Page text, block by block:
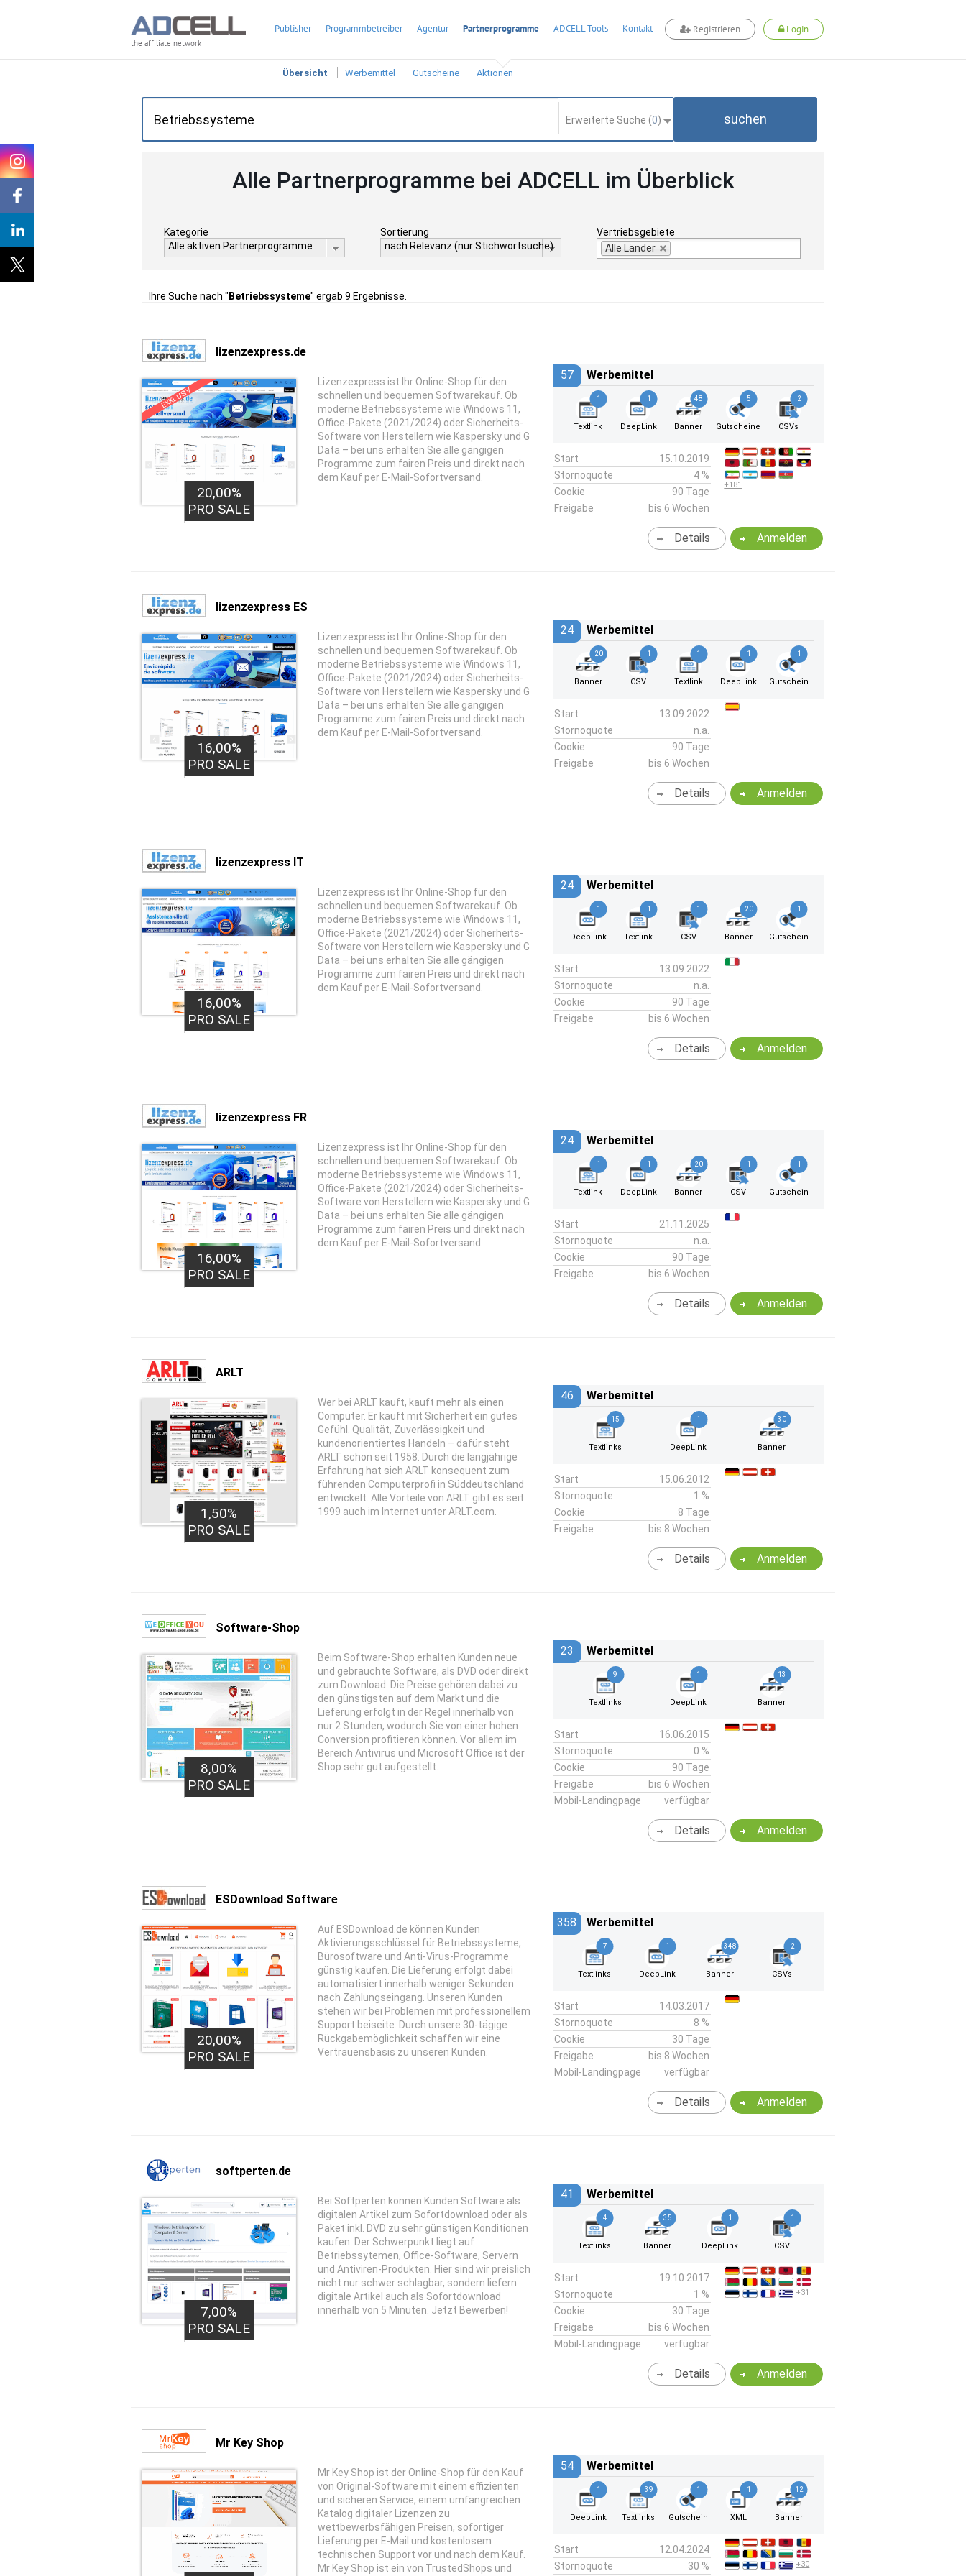
the affiliate network
Publisher Programmbetreiber Agentur Partnerprogramme ADCELL-Tools Kontakt Registrieren Login
Übersicht Werbemittel Gutscheine Aktionen
Erweiterte Suche (0) suchen
Alle Partnerprogramme bei ADCELL im Überblick
Kategorie
Alle aktiven Partnerprogramme
Sortierung
nach Relevanz (nur Stichwortsuche)
Vertriebsgebiete
Alle Länder
Ihre Suche nach " Betriebssysteme" ergab 9 Ergebnisse.
lizenzexpress.de
EXKLUSIV
20,00%
PRO SALE
Lizenzexpress ist Ihr Online-Shop für den
schnellen und bequemen Softwarekauf. Ob
moderne Betriebssysteme wie Windows 11,
Office-Pakete (2021/2024) oder Sicherheits-
Software von Herstellern wie Kaspersky und G
Data – bei uns erhalten Sie alle gängigen
Programme zum fairen Preis und direkt nach
dem Kauf per E-Mail-Sofortversand.
57 Werbemittel
1
Textlink
1
DeepLink
48
Banner
5
Gutscheine
2
CSVs
Start
15.10.2019
Stornoquote
4 %
Cookie
90 Tage
Freigabe
bis 6 Wochen
+181
Anmelden
Details
lizenzexpress ES
16,00%
PRO SALE
Lizenzexpress ist Ihr Online-Shop für den
schnellen und bequemen Softwarekauf. Ob
moderne Betriebssysteme wie Windows 11,
Office-Pakete (2021/2024) oder Sicherheits-
Software von Herstellern wie Kaspersky und G
Data – bei uns erhalten Sie alle gängigen
Programme zum fairen Preis und direkt nach
dem Kauf per E-Mail-Sofortversand.
24 Werbemittel
20
Banner
1
CSV
1
Textlink
1
DeepLink
1
Gutschein
Start
13.09.2022
Stornoquote
n.a.
Cookie
90 Tage
Freigabe
bis 6 Wochen
Anmelden
Details
lizenzexpress IT
16,00%
PRO SALE
Lizenzexpress ist Ihr Online-Shop für den
schnellen und bequemen Softwarekauf. Ob
moderne Betriebssysteme wie Windows 11,
Office-Pakete (2021/2024) oder Sicherheits-
Software von Herstellern wie Kaspersky und G
Data – bei uns erhalten Sie alle gängigen
Programme zum fairen Preis und direkt nach
dem Kauf per E-Mail-Sofortversand.
24 Werbemittel
1
DeepLink
1
Textlink
1
CSV
20
Banner
1
Gutschein
Start
13.09.2022
Stornoquote
n.a.
Cookie
90 Tage
Freigabe
bis 6 Wochen
Anmelden
Details
lizenzexpress FR
16,00%
PRO SALE
Lizenzexpress ist Ihr Online-Shop für den
schnellen und bequemen Softwarekauf. Ob
moderne Betriebssysteme wie Windows 11,
Office-Pakete (2021/2024) oder Sicherheits-
Software von Herstellern wie Kaspersky und G
Data – bei uns erhalten Sie alle gängigen
Programme zum fairen Preis und direkt nach
dem Kauf per E-Mail-Sofortversand.
24 Werbemittel
1
Textlink
1
DeepLink
20
Banner
1
CSV
1
Gutschein
Start
21.11.2025
Stornoquote
n.a.
Cookie
90 Tage
Freigabe
bis 6 Wochen
Anmelden
Details
ARLT
1,50%
PRO SALE
Wer bei ARLT kauft, kauft mehr als einen
Computer. Er kauft mit Sicherheit ein gutes
Gefühl. Qualität, Zuverlässigkeit und
kundenorientiertes Handeln – dafür steht
ARLT schon seit 1958. Durch die langjährige
Erfahrung hat sich ARLT konsequent zum
führenden Computerprofi in Süddeutschland
entwickelt. Alle Vorteile von ARLT gibt es seit
1999 auch im Internet unter ARLT.com.
46 Werbemittel
15
Textlinks
1
DeepLink
30
Banner
Start
15.06.2012
Stornoquote
1 %
Cookie
8 Tage
Freigabe
bis 8 Wochen
Anmelden
Details
Software-Shop
8,00%
PRO SALE
Beim Software-Shop erhalten Kunden neue
und gebrauchte Software, als DVD oder direkt
zum Download. Die Preise gehören dabei zu
den günstigsten auf dem Markt und die
Lieferung erfolgt in der Regel innerhalb von
nur 2 Stunden, wodurch Sie von einer hohen
Conversion profitieren können. Vor allem im
Bereich Antivirus und Microsoft Office ist der
Shop sehr gut aufgestellt.
23 Werbemittel
9
Textlinks
1
DeepLink
13
Banner
Start
16.06.2015
Stornoquote
0 %
Cookie
90 Tage
Freigabe
bis 6 Wochen
Mobil-Landingpage
verfügbar
Anmelden
Details
ESDownload Software
20,00%
PRO SALE
Auf ESDownload.de können Kunden
Aktivierungsschlüssel für Betriebssysteme,
Bürosoftware und Anti-Virus-Programme
günstig kaufen. Die Lieferung erfolgt dabei
automatisiert innerhalb weniger Sekunden
nach Zahlungseingang. Unseren Kunden
stehen wir bei Problemen mit professionellem
Support beiseite. Durch unsere 30-tägige
Rückgabemöglichkeit schaffen wir eine
Vertrauensbasis zu unseren Kunden.
358 Werbemittel
7
Textlinks
1
DeepLink
348
Banner
2
CSVs
Start
14.03.2017
Stornoquote
8 %
Cookie
30 Tage
Freigabe
bis 8 Wochen
Mobil-Landingpage
verfügbar
Anmelden
Details
softperten.de
7,00%
PRO SALE
Bei Softperten können Kunden Software als
digitalen Artikel zum Sofortdownload oder als
Paket inkl. DVD zu sehr günstigen Konditionen
kaufen. Der Schwerpunkt liegt auf
Betriebssytemen, Office-Software, Servern
und Antiviren-Produkten. Hier sind wir preislich
nicht nur schwer schlagbar, sondern liefern
digitale Artikel auch als Sofortdownload
innerhalb von 5 Minuten. Jetzt Bewerben!
41 Werbemittel
4
Textlinks
35
Banner
1
DeepLink
1
CSV
Start
19.10.2017
Stornoquote
1 %
Cookie
30 Tage
Freigabe
bis 6 Wochen
Mobil-Landingpage
verfügbar
+31
Anmelden
Details
Mr Key Shop
Mr Key Shop ist der Online-Shop für den Kauf
von Original-Software mit einem effizienten
und sicheren Service, einem umfangreichen
Katalog digitaler Lizenzen zu
wettbewerbsfähigen Preisen, sofortiger
Lieferung per E-Mail und kostenlosem
technischen Support vor und nach dem Kauf.
Mr Key Shop ist ein von TrustedShops und
54 Werbemittel
1
DeepLink
39
Textlinks
1
Gutschein
1
XML
12
Banner
Start
12.04.2024
Stornoquote
30 % +30